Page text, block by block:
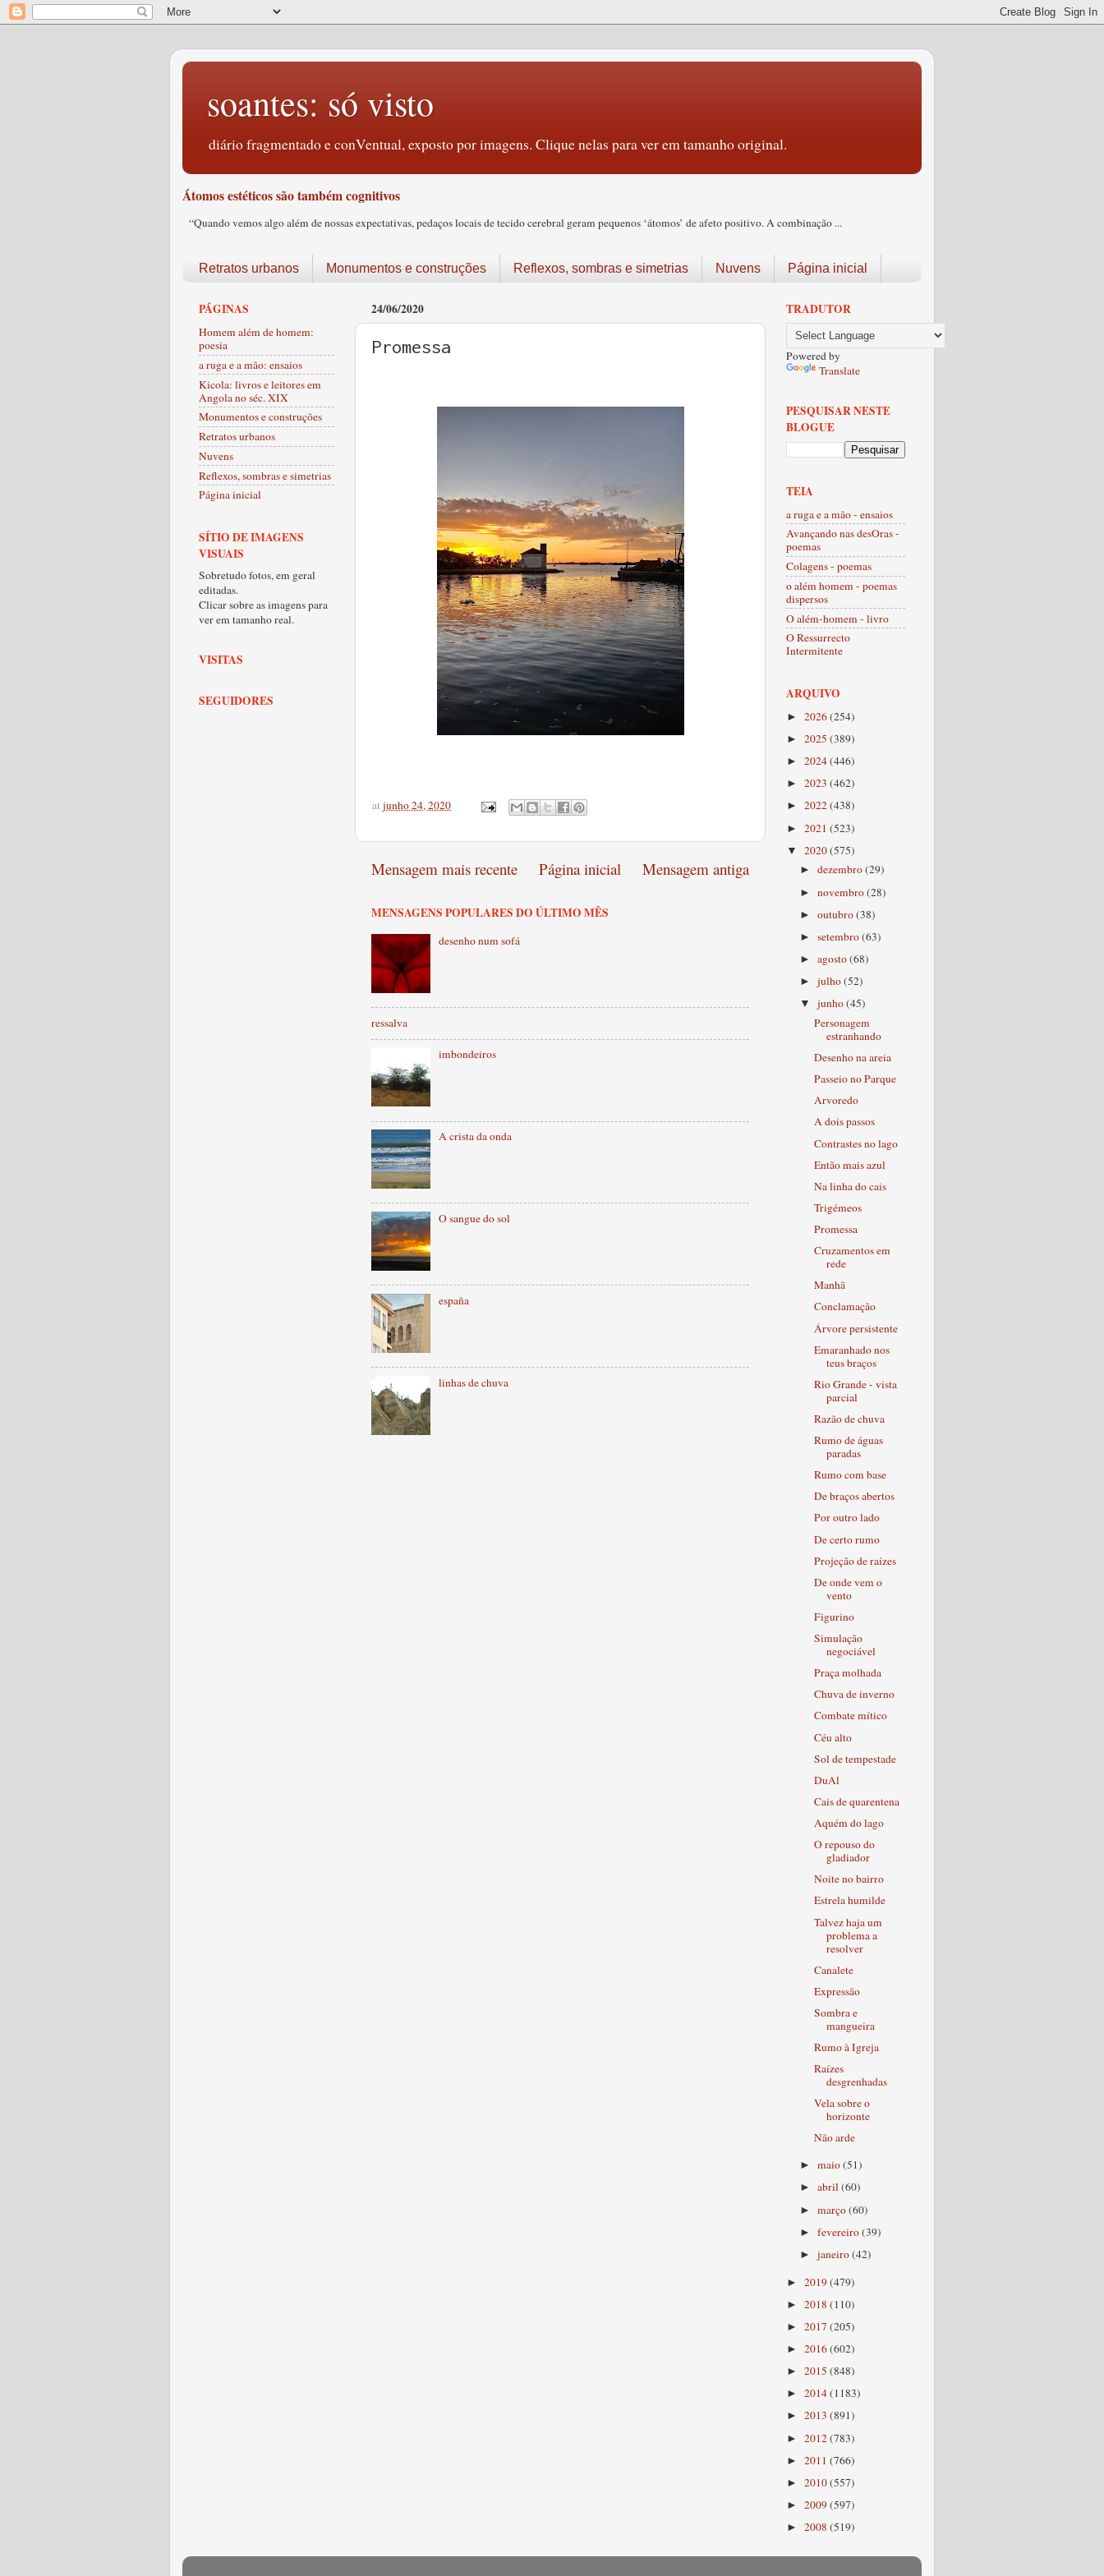
soantes: só visto
diário fragmentado e conVentual, exposto por imagens. Clique nelas para ver em tamanho original.
Átomos estéticos são também cognitivos
“Quando vemos algo além de nossas expectativas, pedaços locais de tecido cerebral geram pequenos ‘átomos’ de afeto positivo. A combinação ...
Retratos urbanos Monumentos e construções Reflexos, sombras e simetrias Nuvens Página inicial
24/06/2020
Promessa
atjunho 24, 2020
Mensagem mais recente Mensagem antiga
Página inicial
MENSAGENS POPULARES DO ÚLTIMO MÊS
desenho num sofá
ressalva
imbondeiros
A crista da onda
O sangue do sol
españa
linhas de chuva
PÁGINAS
Homem além de homem:
poesia
a ruga e a mão: ensaios
Kicola: livros e leitores em
Angola no séc. XIX
Monumentos e construções
Retratos urbanos
Nuvens
Reflexos, sombras e simetrias
Página inicial
SÍTIO DE IMAGENS
VISUAIS
Sobretudo fotos, em geral
editadas.
Clicar sobre as imagens para
ver em tamanho real.
VISITAS
SEGUIDORES
TRADUTOR
Powered by
Translate
PESQUISAR NESTE
BLOGUE
TEIA
a ruga e a mão - ensaios
Avançando nas desOras -
poemas
Colagens - poemas
o além homem - poemas
dispersos
O além-homem - livro
O Ressurrecto
Intermitente
ARQUIVO
► 2026(254)
► 2025 (389)
► 2024(446)
► 2023 (462)
► 2022(438)
► 2021 (523)
▼ 2020(575)
►dezembro(29)
►novembro(28)
►outubro(38)
►setembro(63)
►agosto(68)
►julho(52)
▼junho(45)
Personagem
estranhando
Desenho na areia
Passeio no Parque
Arvoredo
A dois passos
Contrastes no lago
Então mais azul
Na linha do cais
Trigémeos
Promessa
Cruzamentos em
rede
Manhã
Conclamação
Árvore persistente
Emaranhado nos
teus braços
Rio Grande - vista
parcial
Razão de chuva
Rumo de águas
paradas
Rumo com base
De braços abertos
Por outro lado
De certo rumo
Projeção de raízes
De onde vem o
vento
Figurino
Simulação
negociável
Praça molhada
Chuva de inverno
Combate mítico
Céu alto
Sol de tempestade
DuAl
Cais de quarentena
Aquém do lago
O repouso do
gladiador
Noite no bairro
Estrela humilde
Talvez haja um
problema a
resolver
Canalete
Expressão
Sombra e
mangueira
Rumo à Igreja
Raízes
desgrenhadas
Vela sobre o
horizonte
Não arde
►maio(51)
►abril(60)
►março(60)
►fevereiro(39)
►janeiro(42)
► 2019(479)
► 2018 (110)
► 2017 (205)
► 2016(602)
► 2015 (848)
► 2014(1183)
► 2013 (891)
► 2012(783)
► 2011 (766)
► 2010(557)
► 2009(597)
► 2008 (519)